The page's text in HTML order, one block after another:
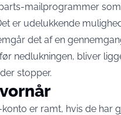
mailprogrammer
er udelukkende
det af en
nedlukningen, bliver
stopper.
er ramt, hvis de har